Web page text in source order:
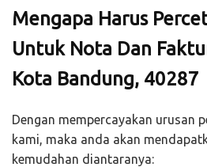
Mengapa Harus
Untuk Nota Dan
Kota Bandung, 40287
Dengan mempercayakan urusan
kami, maka anda akan
kemudahan diantaranya: